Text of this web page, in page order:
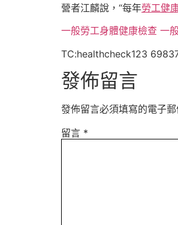
營者江麟說，“每年勞工健
一般勞工身體健康檢查 一
TC:healthcheck123
發佈留言
發佈留言必須填寫的電子
留言 *